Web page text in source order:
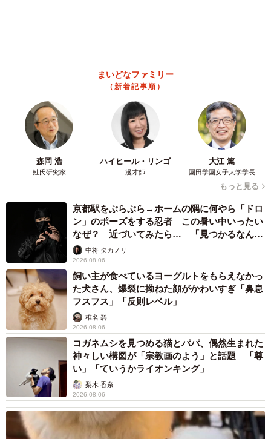
2026.08.06
「カニにアジをあげると青くなる」ほんと
に！？ 「自然の染色技術が凄い」と話題に
その理由とは…？
竹中 友一（RinToris）
誰も求めていない職場の「謎マナー」、「過剰
な挨拶」や「お土産配り」を抑えた1位は？
2026.08.06
自転車通行可の歩道 電動キックボードで走行
中、小学生とあわや衝突！ 「歩道走行は道交
法違反でしょ」と指摘されました【弁護士が解
説】長澤 芳子
2026.08.06
タイの電車の中で見た優先席のマーク 子ど
も、妊娠、けが人、お年寄り… 一つだけ謎の
ものが！？「だから黄色なんですね」
中将 タカノリ
2026.08.06
【物価高が直撃】お盆帰省「予定なし」が約半
数 新幹線・高速バスの「使い分け」が鮮明に
まいどなニュース情報部
1歳息子が腕を亜脱臼 「奥さん、専業主婦な